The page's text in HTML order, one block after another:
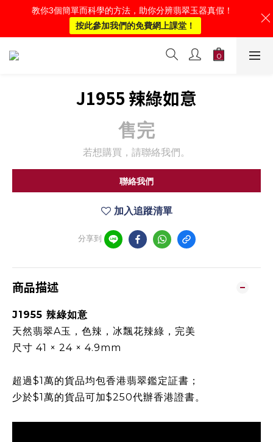
J1955 辣綠如意
售完
若想購買，請聯絡我們。
聯絡我們
加入追蹤清單
分享到
商品描述
J1955 辣綠如意
天然翡翠A玉，色辣，冰飄花辣綠，完美
尺寸 41 × 24 × 4.9mm
超過$1萬的貨品均包香港翡翠鑑定証書；
少於$1萬的貨品可加$250代辦香港證書。
教你3個簡單而科學的方法，助你分辨翡翠玉器真假！
按此參加我們的免費網上課堂！